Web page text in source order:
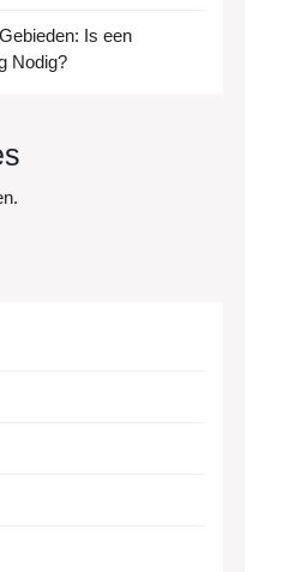
Is een
Nodig?